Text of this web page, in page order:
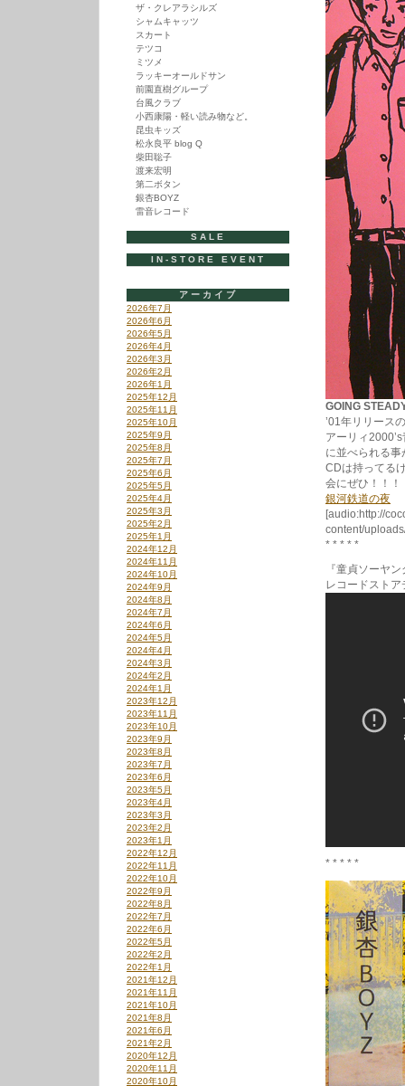
GOING
’01年リリース
アーリィ
に並べられる
CDは持ってる
会にぜひ！！！
銀河鉄道の夜
[audio:http://
content/
* * * * *
『童貞ソーヤ
レコードスト
* * * * *
ザ・クレアラシルズ
シャムキャッツ
スカート
テツコ
ミツメ
ラッキーオールドサン
前園直樹グループ
台風クラブ
小西康陽・軽い読み物など。
昆虫キッズ
松永良平 blog Q
柴田聡子
渡来宏明
第二ボタン
銀杏BOYZ
雷音レコード
SALE
IN-STORE EVENT
アーカイブ
2026年7月
2026年6月
2026年5月
2026年4月
2026年3月
2026年2月
2026年1月
2025年12月
2025年11月
2025年10月
2025年9月
2025年8月
2025年7月
2025年6月
2025年5月
2025年4月
2025年3月
2025年2月
2025年1月
2024年12月
2024年11月
2024年10月
2024年9月
2024年8月
2024年7月
2024年6月
2024年5月
2024年4月
2024年3月
2024年2月
2024年1月
2023年12月
2023年11月
2023年10月
2023年9月
2023年8月
2023年7月
2023年6月
2023年5月
2023年4月
2023年3月
2023年2月
2023年1月
2022年12月
2022年11月
2022年10月
2022年9月
2022年8月
2022年7月
2022年6月
2022年5月
2022年2月
2022年1月
2021年12月
2021年11月
2021年10月
2021年8月
2021年6月
2021年2月
2020年12月
2020年11月
2020年10月